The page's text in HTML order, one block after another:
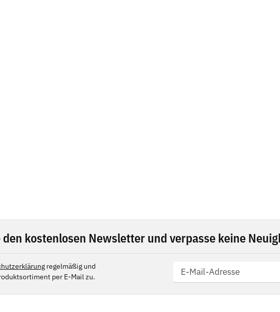
kostenlosen Newsletter und verpasse keine
regelmäßig und
per E-Mail zu.